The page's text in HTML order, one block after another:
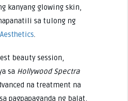
kanyang glowing skin,
sa tulong ng
.
beauty session,
sa Hollywood Spectra
na treatment na
pagpapaganda ng balat,